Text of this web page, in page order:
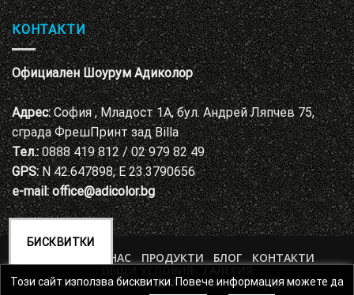
КОНТАКТИ
Официален Шоурум Адиколор
Адрес:София , Младост 1А, бул. Андрей Ляпчев 75,
сграда ФрешПринт зад Billa
Тел.:0888 419 812 / 02 979 82 49
GPS:N 42.647898, E 23.3790656
e-mail: office@adicolor.bg
ЗА НАС ПРОДУКТИ БЛОГ
КОНТАКТИ
ПОЛИТИКА ЗА ЗАЩИТА НА ЛИЧНИТЕ ДАННИ
БИСКВИТКИ
Този сайт използва бисквитки. Повече информация можете да